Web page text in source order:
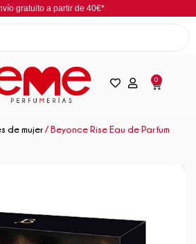
gratuito a partir de 40€*
0
de mujer / Beyonce Rise Eau de Parfum